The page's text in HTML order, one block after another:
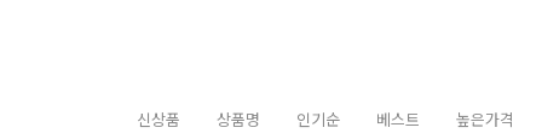
신상품 상품명 인기순 베스트 높은가격